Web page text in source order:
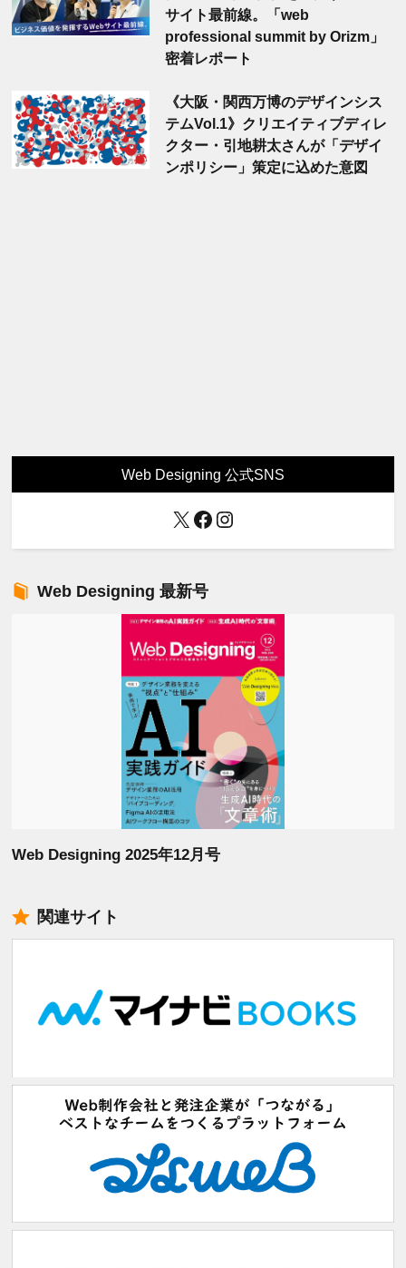
サイト最前線。「web
professional summit by Orizm」
密着レポート
《大阪・関西万博のデザインシス
テムVol.1》クリエイティブディレ
クター・引地耕太さんが「デザイ
ンポリシー」策定に込めた意図
Web Designing 公式SNS
X Facebook
Instagram
Web Designing 最新号
Web Designing 2025年12月号
関連サイト